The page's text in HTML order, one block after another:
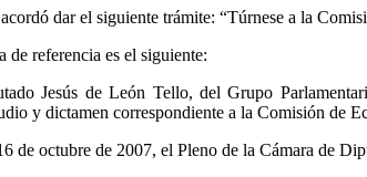
dar el siguiente trámite: “Túrnese a la
de referencia es el siguiente:
Jesús de León Tello, del Grupo
y dictamen correspondiente a la Comisión de
de octubre de 2007, el Pleno de la Cámara de